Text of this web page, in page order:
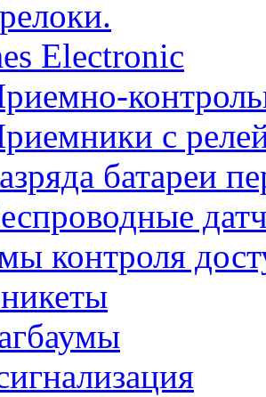
Electronic
с
батареи
контроля